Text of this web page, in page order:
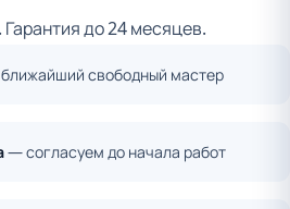
до 24 месяцев.
свободный мастер
— согласуем до начала работ